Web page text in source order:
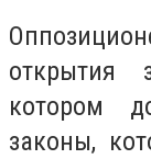
открытия
котором
законы,